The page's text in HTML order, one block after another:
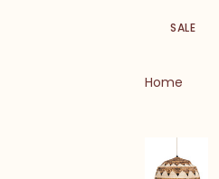
SALE
Home